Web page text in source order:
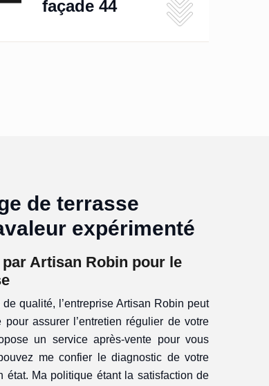
façade 44
de terrasse
expérimenté
Artisan Robin pour le
qualité, l’entreprise Artisan Robin peut
assurer l’entretien régulier de votre
un service après-vente pour vous
me confier le diagnostic de votre
Ma politique étant la satisfaction de